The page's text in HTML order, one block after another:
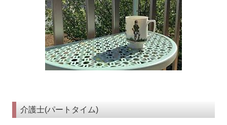
介護士(パートタイム)